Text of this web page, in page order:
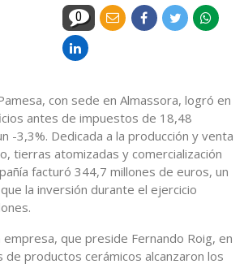
0
con sede en Almassora, logró en
antes de impuestos de 18,48
-3,3%. Dedicada a la producción y venta
tierras atomizadas y comercialización
facturó 344,7 millones de euros, un
la inversión durante el ejercicio
que preside Fernando Roig, en
de productos cerámicos alcanzaron los